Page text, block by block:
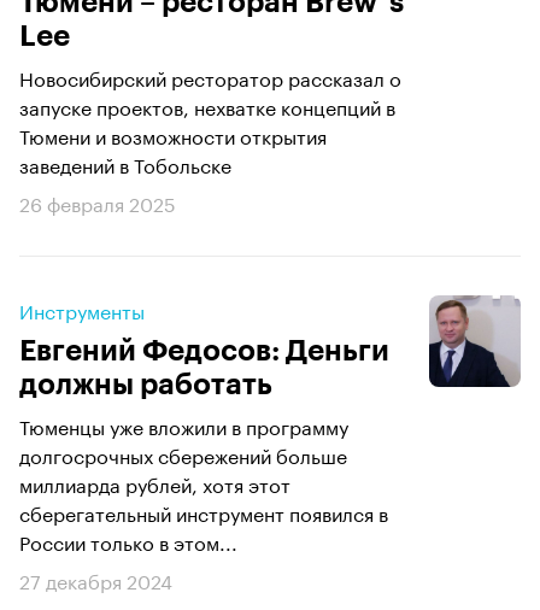
Lee
Новосибирский ресторатор рассказал о
запуске проектов, нехватке концепций в
Тюмени и возможности открытия
заведений в Тобольске
26 февраля 2025
Инструменты
Евгений Федосов: Деньги
должны работать
Тюменцы уже вложили в программу
долгосрочных сбережений больше
миллиарда рублей, хотя этот
сберегательный инструмент появился в
России только в этом...
27 декабря 2024